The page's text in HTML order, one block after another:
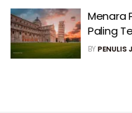
Menara
Paling
BY PENULIS